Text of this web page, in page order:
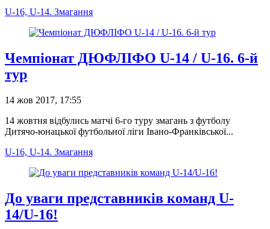
U-16, U-14. Змагання
Чемпіонат ДЮФЛІФО U-14 / U-16. 6-й
тур
14 жов 2017, 17:55
14 жовтня відбулись матчі 6-го туру змагань з футболу
Дитячо-юнацької футбольної ліги Івано-Франківської...
U-16, U-14. Змагання
До уваги представників команд U-
14/U-16!